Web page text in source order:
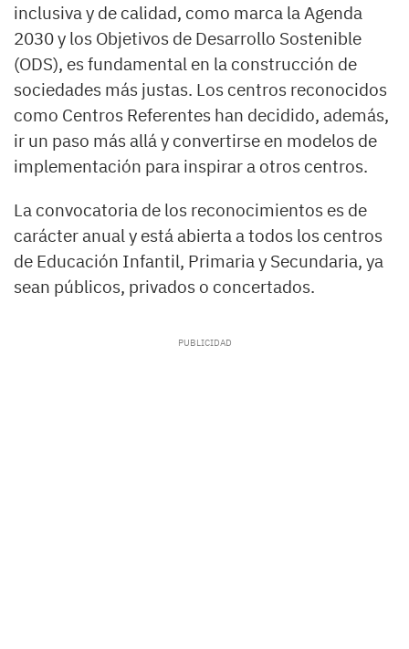
inclusiva y de calidad, como marca la Agenda
2030 y los Objetivos de Desarrollo Sostenible
(ODS), es fundamental en la construcción de
sociedades más justas. Los centros reconocidos
como Centros Referentes han decidido, además,
ir un paso más allá y convertirse en modelos de
implementación para inspirar a otros centros.
La convocatoria de los reconocimientos es de
carácter anual y está abierta a todos los centros
de Educación Infantil, Primaria y Secundaria, ya
sean públicos, privados o concertados.